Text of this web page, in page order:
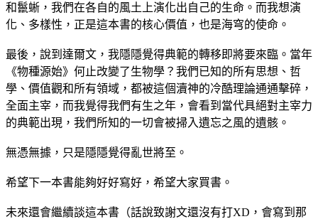
和鬣蜥，我們在各自的風土上演化出自己的生命。而我想演
化、多樣性，正是這本書的核心價值，也是海穹的使命。
最後，說到達爾文，我隱隱覺得典範的轉移即將要來臨。當年
《物種源始》何止改變了生物學？我們已知的所有思想、哲
學、價值觀和所有領域，都被這個瀆神的冷酷理論通通擊碎，
全面主宰，而我覺得我們有生之年，會看到當代具絕對主宰力
的典範出現，我們所知的一切會被掃入遺忘之風的遺骸。
無憑無據，只是隱隱覺得亂世將至。
希望下一本書能夠好好寫好，希望大家買書。
未來還會繼續談這本書（話說致謝文還沒有打XD，會寫到那